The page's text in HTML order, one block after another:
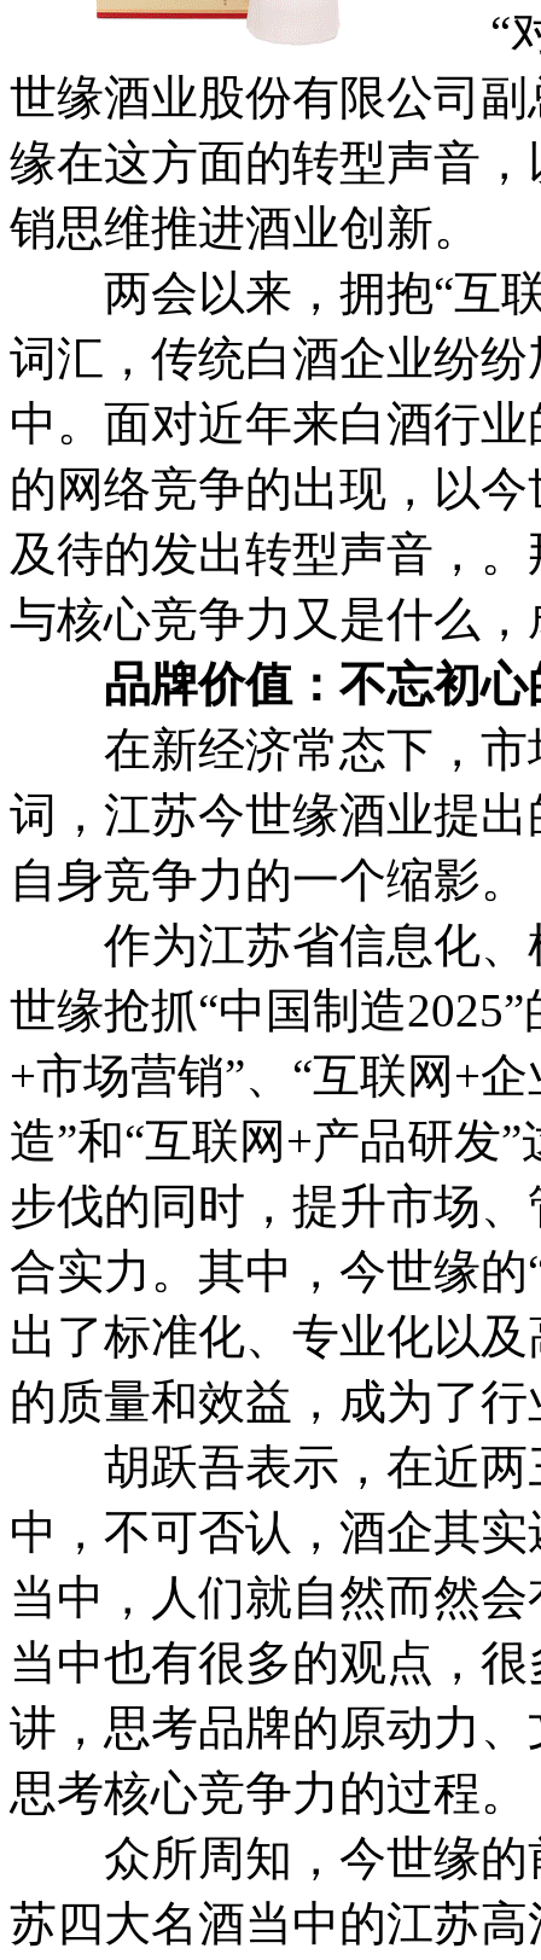
“对
世缘酒业股份有限公司
缘在这方面的转型声音
销思维推进酒业创新。
两会以来，拥抱“互联
词汇，传统白酒企业纷
中。面对近年来白酒行
的网络竞争的出现，以
及待的发出转型声音，
与核心竞争力又是什么
品牌价值：不忘初心
在新经济常态下，市
词，江苏今世缘酒业提
自身竞争力的一个缩影。
作为江苏省信息化、
世缘抢抓“中国制造
+市场营销”、“互联网+
造”和“互联网+产品研发
步伐的同时，提升市场
合实力。其中，今世缘
出了标准化、专业化以
的质量和效益，成为了
胡跃吾表示，在近两
中，不可否认，酒企其
当中，人们就自然而然
当中也有很多的观点，
讲，思考品牌的原动力
思考核心竞争力的过程。
众所周知，今世缘的
苏四大名酒当中的江苏